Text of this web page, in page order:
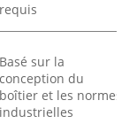
requis
Basé sur la
conception du
boîtier et les normes
industrielles